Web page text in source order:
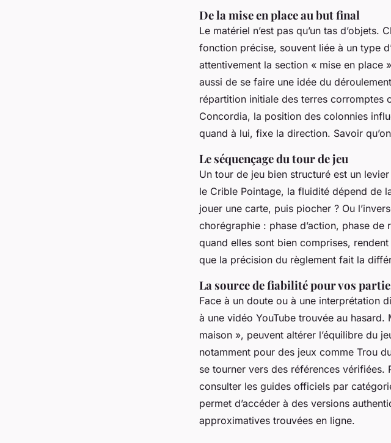
De la mise en place au but final
Le matériel n’est pas qu’un tas
fonction précise, souvent liée à un type
attentivement la section « mise en place
aussi de se faire une idée du
répartition initiale des terres corromptes
Concordia, la position des colonnies
quand à lui, fixe la direction. Savoir
Le séquençage du tour de jeu
Un tour de jeu bien structuré est un
le Crible Pointage, la fluidité dépend de
jouer une carte, puis piocher ? Ou
chorégraphie : phase d’action, phase
quand elles sont bien comprises,
que la précision du règlement fait la
La source de fiabilité pour vos
Face à un doute ou à une interprétation
à une vidéo YouTube trouvée au
maison », peuvent altérer l’équilibre du
notamment pour des jeux comme Trou
se tourner vers des références
consulter les guides officiels par
permet d’accéder à des versions
approximatives trouvées en ligne.